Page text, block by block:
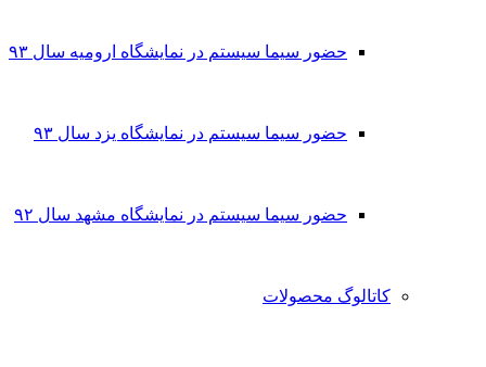
حضور سیما سیستم در نمایشگاه ارومیه سال ۹۳
حضور سیما سیستم در نمایشگاه یزد سال ۹۳
حضور سیما سیستم در نمایشگاه مشهد سال ۹۲
کاتالوگ محصولات